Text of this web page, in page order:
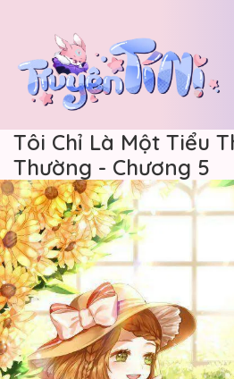
Tôi Chỉ Là Một Tiểu
Thường - Chương 5